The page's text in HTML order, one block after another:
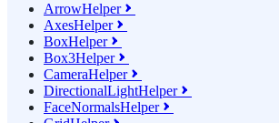
ArrowHelper
AxesHelper
BoxHelper
Box3Helper
CameraHelper
DirectionalLightHelper
FaceNormalsHelper